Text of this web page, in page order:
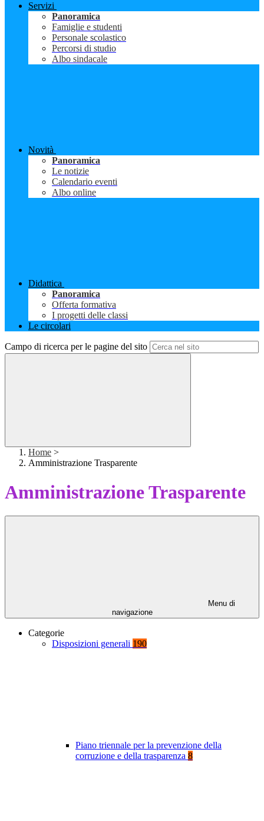
Servizi
Panoramica
Famiglie e studenti
Personale scolastico
Percorsi di studio
Albo sindacale
Novità
Panoramica
Le notizie
Calendario eventi
Albo online
Didattica
Panoramica
Offerta formativa
I progetti delle classi
Le circolari
Campo di ricerca per le pagine del sito
Home >
Amministrazione Trasparente
Amministrazione Trasparente
Menu di
navigazione
Categorie
Disposizioni generali 190
Piano triennale per la prevenzione della
corruzione e della trasparenza 8